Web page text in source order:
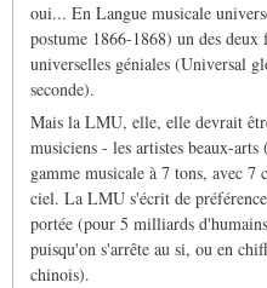
oui... En Langue musicale
postume 1866-1868) un des deux
universelles géniales (Universal
seconde).
Mais la LMU, elle, elle devrait
musiciens - les artistes beaux-
gamme musicale à 7 tons, avec
ciel. La LMU s'écrit de
portée (pour 5 milliards
puisqu'on s'arrête au si, ou en
chinois).